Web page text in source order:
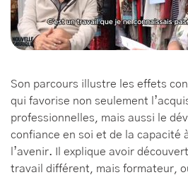
Son parcours illustre les effets
qui favorise non seulement
professionnelles, mais aussi le
confiance en soi et de la capacité
l’avenir. Il explique avoir
travail différent, mais formateur,